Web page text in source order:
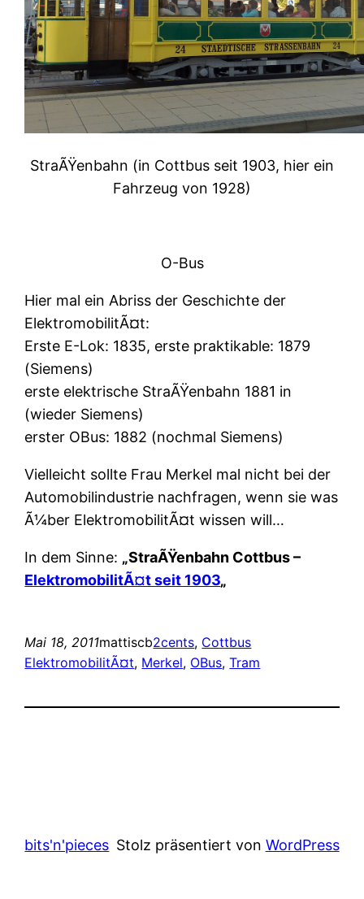
StraÃŸenbahn (in Cottbus seit 1903, hier ein
Fahrzeug von 1928)
O-Bus
Hier mal ein Abriss der Geschichte der
ElektromobilitÃ¤t:
Erste E-Lok: 1835, erste praktikable: 1879
(Siemens)
erste elektrische StraÃŸenbahn 1881 in
(wieder Siemens)
erster OBus: 1882 (nochmal Siemens)
Vielleicht sollte Frau Merkel mal nicht bei der
Automobilindustrie nachfragen, wenn sie was
Ã¼ber ElektromobilitÃ¤t wissen will…
In dem Sinne: „StraÃŸenbahn Cottbus –
ElektromobilitÃ¤t seit 1903„
Mai 18, 2011mattiscb2cents, Cottbus
ElektromobilitÃ¤t, Merkel, OBus, Tram
bits'n'pieces Stolz präsentiert von WordPress